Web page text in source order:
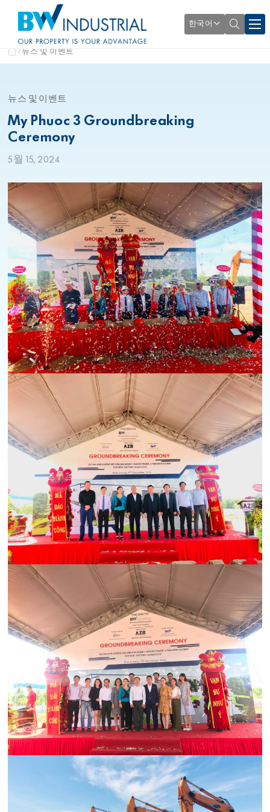
한국어
뉴스 및 이벤트
뉴스 및 이벤트
My Phuoc 3 Groundbreaking
Ceremony
5월 15, 2024